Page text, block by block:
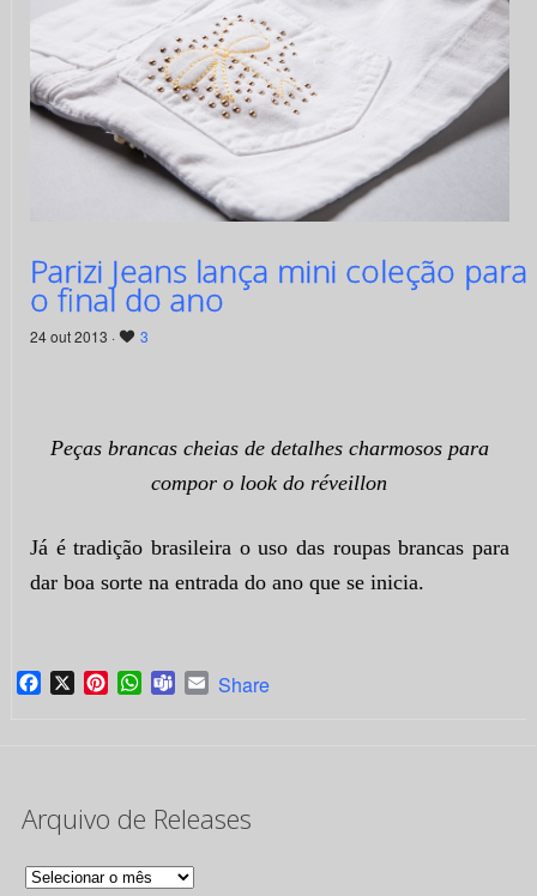
Parizi Jeans lança mini coleção para
o final do ano
24 out 2013 · 3
Peças brancas cheias de detalhes charmosos para
compor o look do réveillon
Já é tradição brasileira o uso das roupas brancas para
dar boa sorte na entrada do ano que se inicia.
Facebook
X PinterestWhatsApp
TeamsEmail
Share
Arquivo de Releases
Arquivo